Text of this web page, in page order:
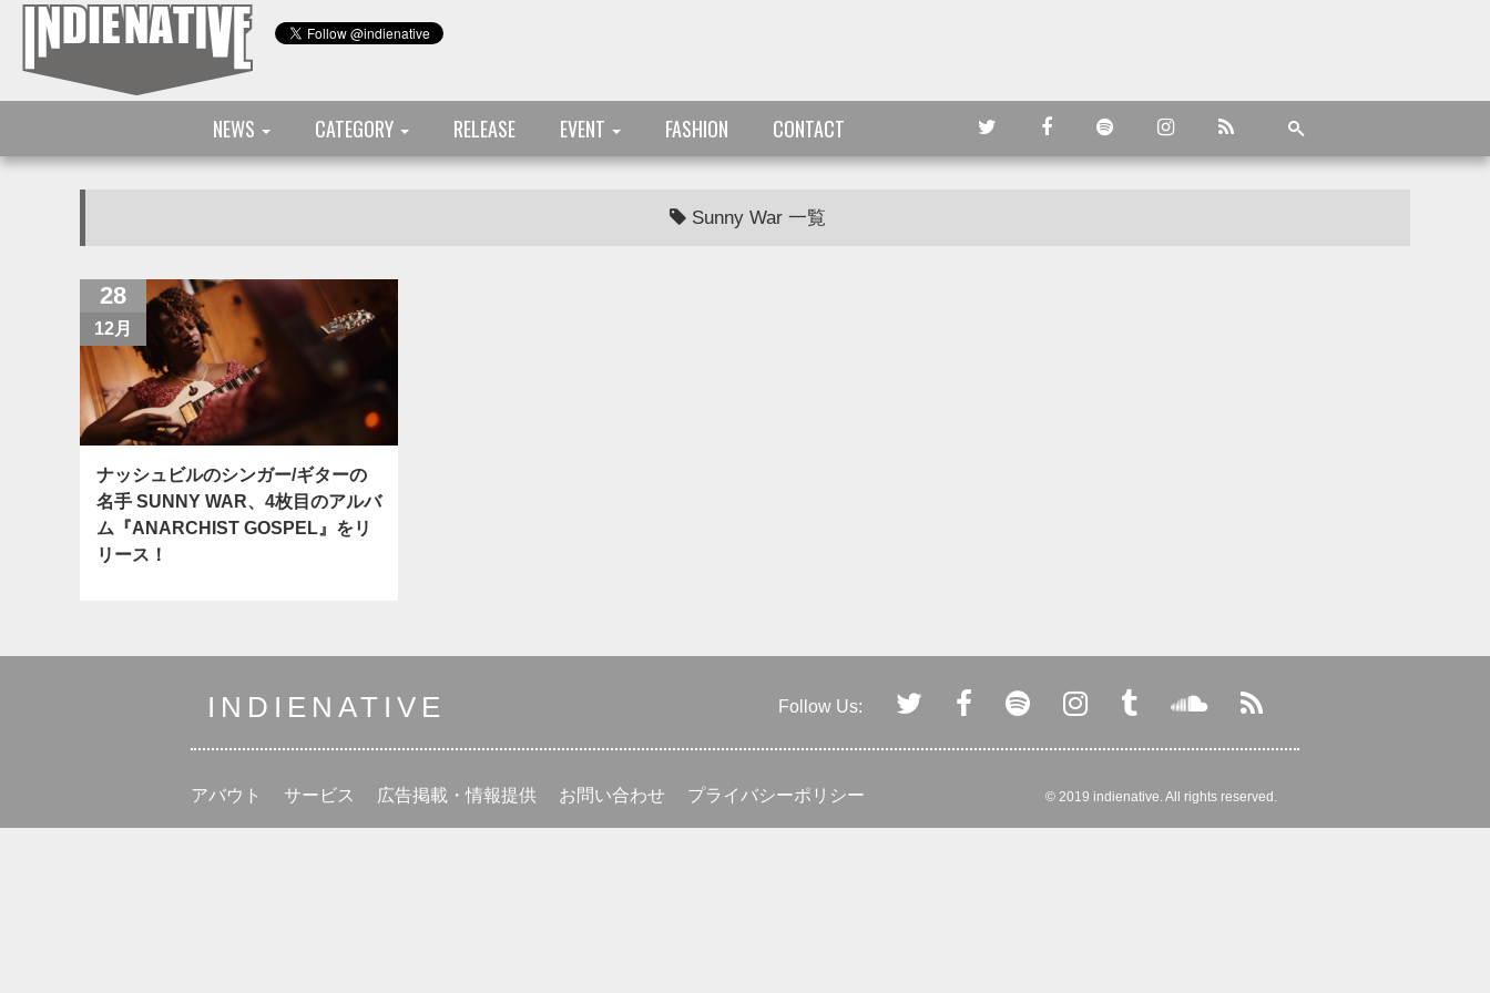
NEWS CATEGORY RELEASE EVENT FASHION CONTACT
Sunny War 一覧
28
12月
ナッシュビルのシンガー/ギターの
名手 SUNNY WAR、4枚目のアルバ
ム『ANARCHIST GOSPEL』をリ
リース！
INDIENATIVE Follow Us:
アバウト サービス 広告掲載・情報提供 お問い合わせ プライバシーポリシー © 2019 indienative. All rights reserved.